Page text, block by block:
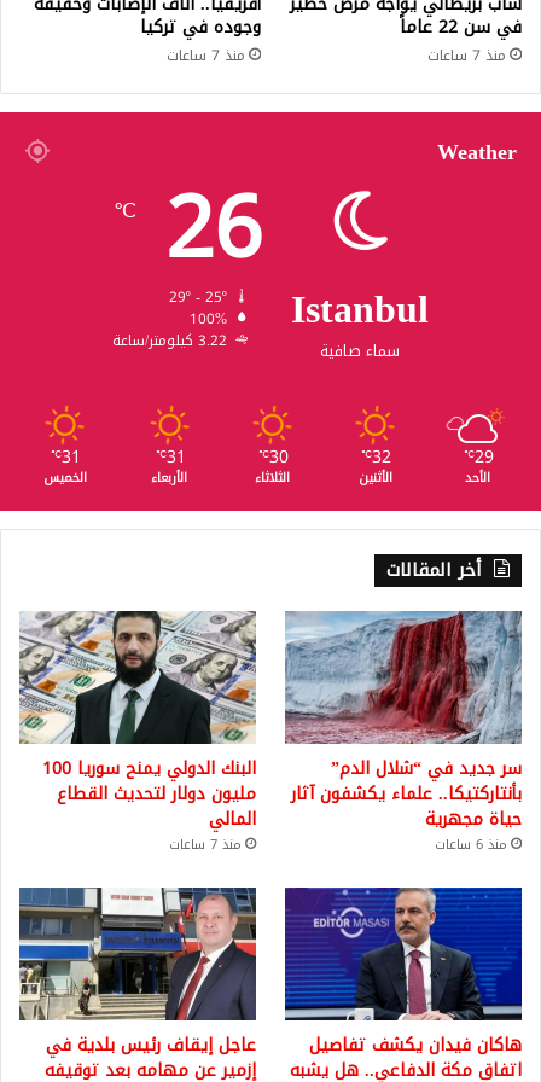
في سن 22 عاماً
منذ 7 ساعات
وجوده في تركيا
منذ 7 ساعات
Weather
Istanbul
سماء صافية
26
℃
100%
3.22 كيلومتر/ساعة
29
℃
الأحد
32
℃
الأثنين
30
℃
الثلاثاء
31
℃
الأربعاء
31
℃
الخميس
أخر المقالات
سر جديد في “شلال الدم”
بأنتاركتيكا.. علماء يكشفون آثار
حياة مجهرية
منذ 6 ساعات
البنك الدولي يمنح سوريا 100
مليون دولار لتحديث القطاع
المالي
منذ 7 ساعات
هاكان فيدان يكشف تفاصيل
اتفاق مكة الدفاعي.. هل يشبه
عاجل إيقاف رئيس بلدية في
إزمير عن مهامه بعد توقيفه